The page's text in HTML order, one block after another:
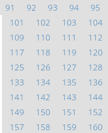
91
92 93 94 95
101
102 103 104
109
110 111 112
117
118 119 120
125
126 127 128
133
134 135 136
141
142 143 144
149
150 151 152
157
158 159 160